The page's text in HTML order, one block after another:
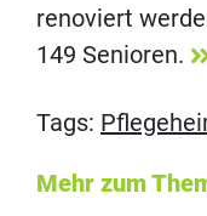
renoviert
149 Senioren.
Tags:
Mehr zum